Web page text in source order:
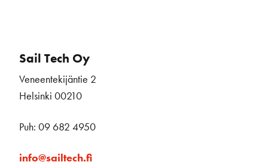
Sail Tech Oy
Veneentekijäntie 2
Helsinki 00210
Puh: 09 682 4950
info@sailtech.fi